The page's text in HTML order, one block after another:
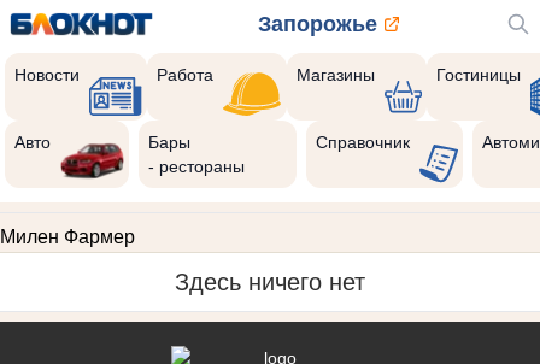
Запорожье
Новости Работа Магазины Гостиницы
Авто
Бары
- рестораны
Справочник
Милен Фармер
Здесь ничего нет